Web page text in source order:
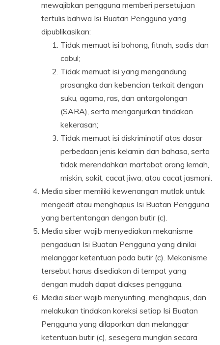
mewajibkan pengguna memberi persetujuan
tertulis bahwa Isi Buatan Pengguna yang
dipublikasikan:
Tidak memuat isi bohong, fitnah, sadis dan
cabul;
Tidak memuat isi yang mengandung
prasangka dan kebencian terkait dengan
suku, agama, ras, dan antargolongan
(SARA), serta menganjurkan tindakan
kekerasan;
Tidak memuat isi diskriminatif atas dasar
perbedaan jenis kelamin dan bahasa, serta
tidak merendahkan martabat orang lemah,
miskin, sakit, cacat jiwa, atau cacat jasmani.
Media siber memiliki kewenangan mutlak untuk
mengedit atau menghapus Isi Buatan Pengguna
yang bertentangan dengan butir (c).
Media siber wajib menyediakan mekanisme
pengaduan Isi Buatan Pengguna yang dinilai
melanggar ketentuan pada butir (c). Mekanisme
tersebut harus disediakan di tempat yang
dengan mudah dapat diakses pengguna.
Media siber wajib menyunting, menghapus, dan
melakukan tindakan koreksi setiap Isi Buatan
Pengguna yang dilaporkan dan melanggar
ketentuan butir (c), sesegera mungkin secara